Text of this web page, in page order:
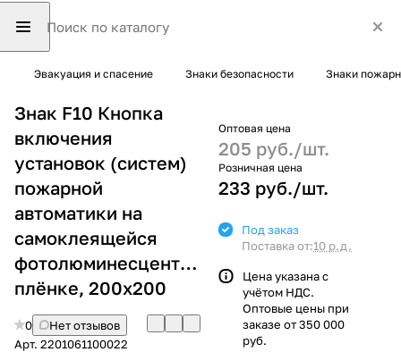
Эвакуация и спасение Знаки безопасности Знаки
Знак F10 Кнопка
включения
установок (систем)
пожарной
автоматики на
самоклеящейся
фотолюминесцентной
плёнке, 200х200
0
Нет отзывов
Арт. 2201061100022
Оптовая цена
205 руб./шт.
Розничная цена
233 руб./шт.
Под заказ
Поставка от:10 р.д.
Цена указана с
учётом НДС.
Оптовые цены при
заказе от 350 000
руб.